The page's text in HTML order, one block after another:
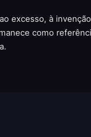
excesso, à
como